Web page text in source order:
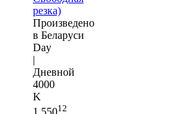
резка)
Произведено
в Беларуси
Day
|
Дневной
4000
K
12